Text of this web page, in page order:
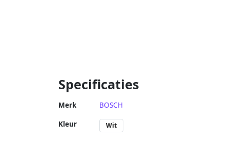
Specificaties
Merk BOSCH
Kleur Wit